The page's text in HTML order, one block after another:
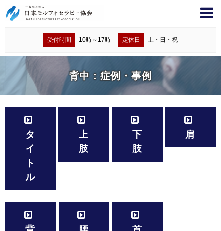
受付時間 10時～17時 定休日 土・日・祝
背中：症例・事例
タ
イ
ト
ル
上
肢
下
肢
肩